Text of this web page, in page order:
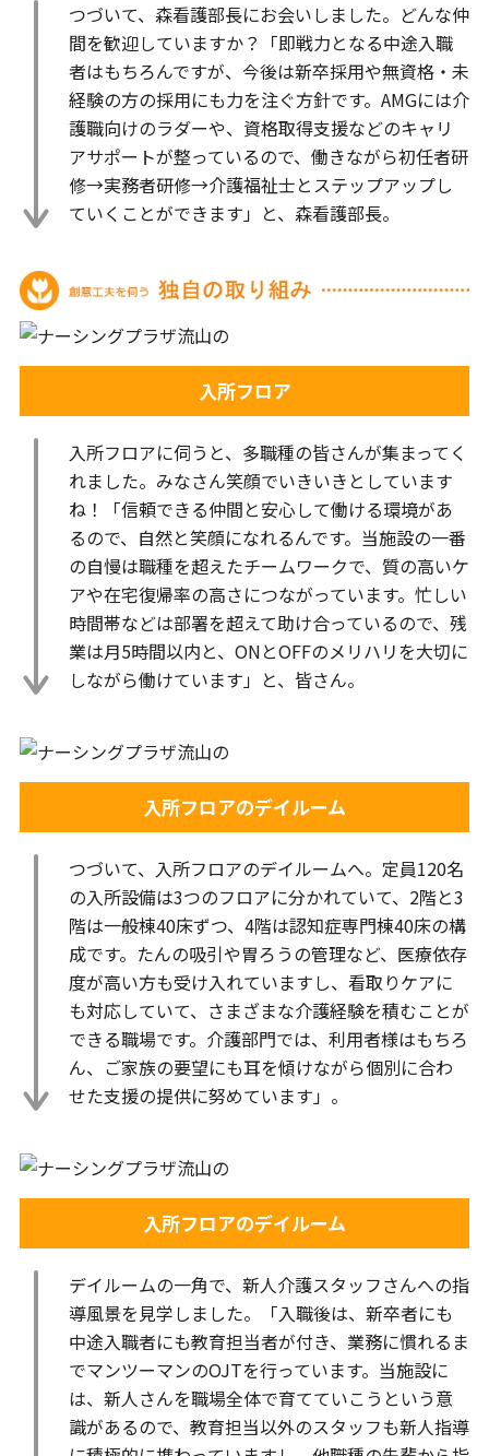
つづいて、森看護部長にお会いしました。どんな仲
間を歓迎していますか？「即戦力となる中途入職
者はもちろんですが、今後は新卒採用や無資格・未
経験の方の採用にも力を注ぐ方針です。AMGには介
護職向けのラダーや、資格取得支援などのキャリ
アサポートが整っているので、働きながら初任者研
修→実務者研修→介護福祉士とステップアップし
ていくことができます」と、森看護部長。
入所フロア
入所フロアに伺うと、多職種の皆さんが集まってく
れました。みなさん笑顔でいきいきとしています
ね！「信頼できる仲間と安心して働ける環境があ
るので、自然と笑顔になれるんです。当施設の一番
の自慢は職種を超えたチームワークで、質の高いケ
アや在宅復帰率の高さにつながっています。忙しい
時間帯などは部署を超えて助け合っているので、残
業は月5時間以内と、ONとOFFのメリハリを大切に
しながら働けています」と、皆さん。
入所フロアのデイルーム
つづいて、入所フロアのデイルームへ。定員120名
の入所設備は3つのフロアに分かれていて、2階と3
階は一般棟40床ずつ、4階は認知症専門棟40床の構
成です。たんの吸引や胃ろうの管理など、医療依存
度が高い方も受け入れていますし、看取りケアに
も対応していて、さまざまな介護経験を積むことが
できる職場です。介護部門では、利用者様はもちろ
ん、ご家族の要望にも耳を傾けながら個別に合わ
せた支援の提供に努めています」。
入所フロアのデイルーム
デイルームの一角で、新人介護スタッフさんへの指
導風景を見学しました。「入職後は、新卒者にも
中途入職者にも教育担当者が付き、業務に慣れるま
でマンツーマンのOJTを行っています。当施設に
は、新人さんを職場全体で育てていこうという意
識があるので、教育担当以外のスタッフも新人指導